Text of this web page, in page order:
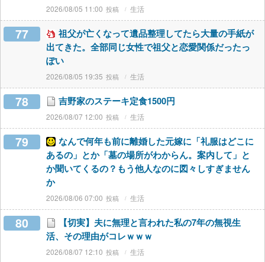
2026/08/05 11:00 生活
77
祖父が亡くなって遺品整理してたら大量の手紙が
出てきた。全部同じ女性で祖父と恋愛関係だったっ
ぽい
2026/08/05 19:35 生活
78 吉野家のステーキ定食1500円
2026/08/07 12:00 生活
79
なんで何年も前に離婚した元嫁に「礼服はどこに
あるの」とか「墓の場所がわからん。案内して」と
か聞いてくるの？もう他人なのに図々しすぎません
か
2026/08/06 07:00 生活
80
【切実】夫に無理と言われた私の7年の無視生
活、その理由がコレｗｗｗ
2026/08/07 12:10 生活